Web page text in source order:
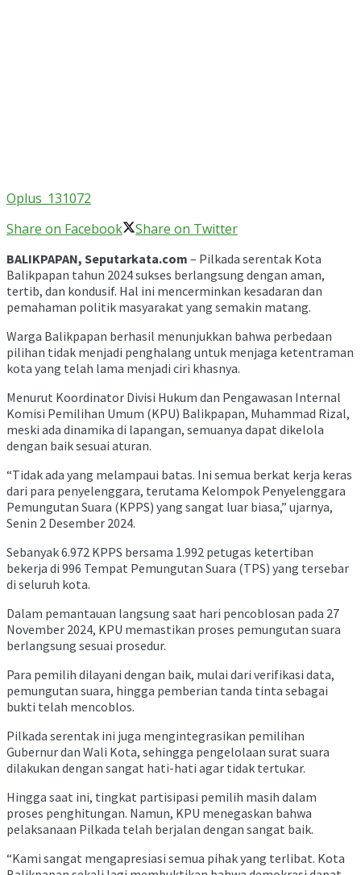
Oplus_131072
Share on Facebook
Share on Twitter
BALIKPAPAN, Seputarkata.com – Pilkada serentak Kota
Balikpapan tahun 2024 sukses berlangsung dengan aman,
tertib, dan kondusif. Hal ini mencerminkan kesadaran dan
pemahaman politik masyarakat yang semakin matang.
Warga Balikpapan berhasil menunjukkan bahwa perbedaan
pilihan tidak menjadi penghalang untuk menjaga ketentraman
kota yang telah lama menjadi ciri khasnya.
Menurut Koordinator Divisi Hukum dan Pengawasan Internal
Komisi Pemilihan Umum (KPU) Balikpapan, Muhammad Rizal,
meski ada dinamika di lapangan, semuanya dapat dikelola
dengan baik sesuai aturan.
“Tidak ada yang melampaui batas. Ini semua berkat kerja keras
dari para penyelenggara, terutama Kelompok Penyelenggara
Pemungutan Suara (KPPS) yang sangat luar biasa,” ujarnya,
Senin 2 Desember 2024.
Sebanyak 6.972 KPPS bersama 1.992 petugas ketertiban
bekerja di 996 Tempat Pemungutan Suara (TPS) yang tersebar
di seluruh kota.
Dalam pemantauan langsung saat hari pencoblosan pada 27
November 2024, KPU memastikan proses pemungutan suara
berlangsung sesuai prosedur.
Para pemilih dilayani dengan baik, mulai dari verifikasi data,
pemungutan suara, hingga pemberian tanda tinta sebagai
bukti telah mencoblos.
Pilkada serentak ini juga mengintegrasikan pemilihan
Gubernur dan Wali Kota, sehingga pengelolaan surat suara
dilakukan dengan sangat hati-hati agar tidak tertukar.
Hingga saat ini, tingkat partisipasi pemilih masih dalam
proses penghitungan. Namun, KPU menegaskan bahwa
pelaksanaan Pilkada telah berjalan dengan sangat baik.
“Kami sangat mengapresiasi semua pihak yang terlibat. Kota